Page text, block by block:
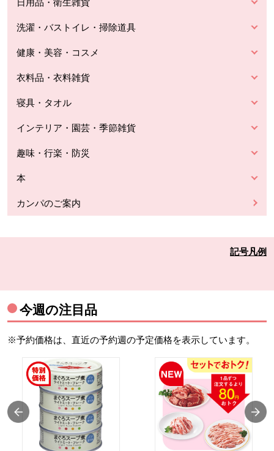
日用品・衛生雑貨
洗濯・バストイレ・掃除道具
健康・美容・コスメ
衣料品・衣料雑貨
寝具・タオル
インテリア・園芸・季節雑貨
趣味・行楽・防災
本
カンパのご案内
記号凡例
今週の注目品
※予約価格は、直近の予約週の予定価格を表示しています。